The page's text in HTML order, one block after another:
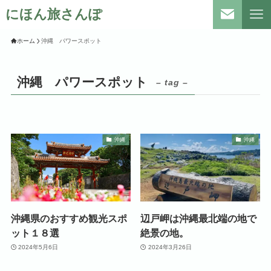
にほん旅さんぽ
ホーム 沖縄 パワースポット
沖縄 パワースポット – tag –
沖縄
沖縄県のおすすめ観光スポ
ット１８選
2024年5月6日
沖縄
辺戸岬は沖縄最北端の地で
絶景の地。
2024年3月26日